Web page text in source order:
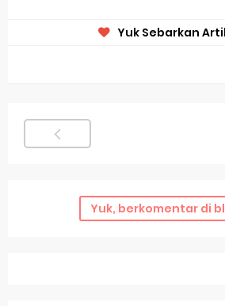
Yuk Sebarkan
Yuk, berkomentar di